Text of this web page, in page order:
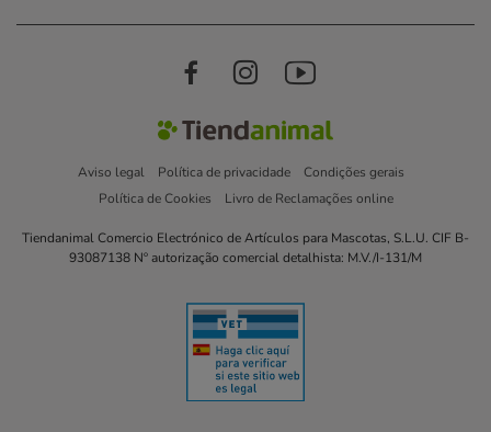
Aviso legal Política de privacidade
Condições gerais
Política de Cookies
Livro de Reclamações online
Tiendanimal Comercio Electrónico de Artículos para Mascotas, S.L.U. CIF B-
93087138 Nº autorização comercial detalhista: M.V./I-131/M